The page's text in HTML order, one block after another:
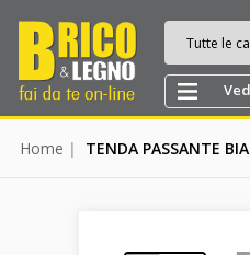
Tutte le
Home TENDA PASSANTE